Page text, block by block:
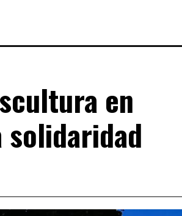
en
solidaridad